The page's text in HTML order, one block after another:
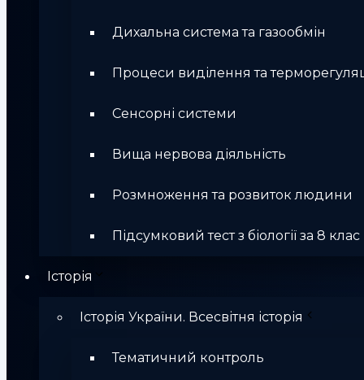
Дихальна система та газообмін
Процеси виділення та
Сенсорні системи
Вища нервова діяльність
Розмноження та розвиток людини
Підсумковий тест з біології за 8 клас
Історія
Історія України. Всесвітня історія
Тематичний контроль